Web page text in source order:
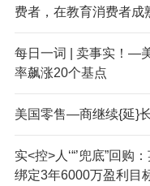
费者，在教育消费者成
每日一词 | 卖事实！—
率飙涨20个基点
美国零售—商继续{延}
实<控>人‘“’兜底”回购
绑定3年6000万盈利目